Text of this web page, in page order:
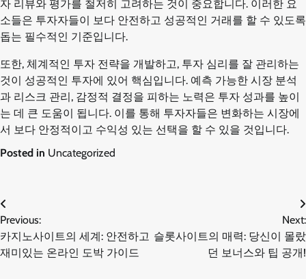
자 리뷰와 평가를 철저히 고려하는 것이 중요합니다. 이러한 요
소들은 투자자들이 보다 안전하고 성공적인 거래를 할 수 있도록
돕는 필수적인 기준입니다.
또한, 체계적인 투자 전략을 개발하고, 투자 심리를 잘 관리하는
것이 성공적인 투자에 있어 핵심입니다. 예측 가능한 시장 분석
과 리스크 관리, 감정적 결정을 피하는 노력은 투자 성과를 높이
는 데 큰 도움이 됩니다. 이를 통해 투자자들은 변화하는 시장에
서 보다 안정적이고 수익성 있는 선택을 할 수 있을 것입니다.
Posted in Uncategorized
글
탐
Previous:
카지노사이트의 세계: 안전하고
재미있는 온라인 도박 가이드
Next:
슬롯사이트의 매력: 당신이 몰랐
던 보너스와 팁 공개!